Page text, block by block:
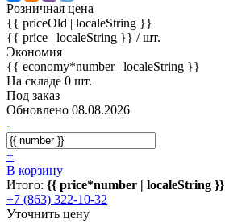
Розничная цена
{{ priceOld | localeString }}
{{ price | localeString }} / шт.
Экономия
{{ economy*number | localeString }}
На складе 0 шт.
Под заказ
Обновлено 08.08.2026
-
+
В корзину
Итого: {{ price*number | localeString }}
+7 (863) 322-10-32
Уточнить цену